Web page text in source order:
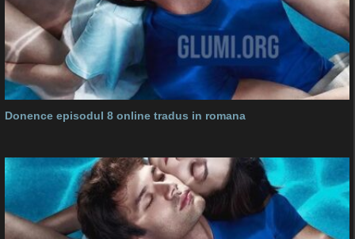
Donence episodul 8 online tradus in romana